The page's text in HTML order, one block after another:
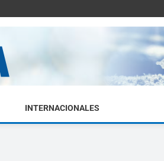
INTERNACIONALES